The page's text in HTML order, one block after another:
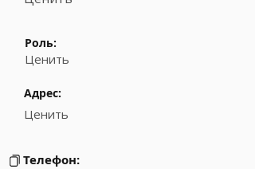
Роль:
Ценить
Адрес:
Ценить
Телефон: